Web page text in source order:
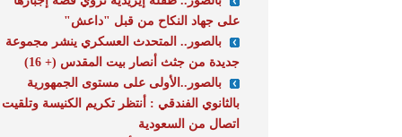
على جهاد النكاح من قبل "داعش"
بالصور.. المتحدث العسكري ينشر مجموعة
جديدة من جثث أنصار بيت المقدس (+ 16)
بالصور..الأولى على مستوى الجمهورية
بالثانوي الفندقي : أنتظر تكريم الكنيسة وتلقيت
اتصال من السعودية